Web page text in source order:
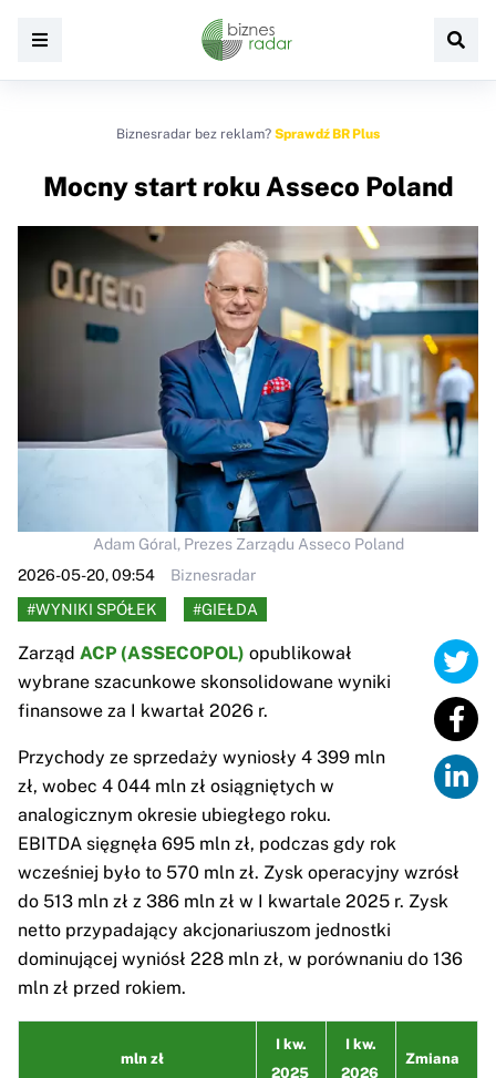
Biznesradar bez reklam? Sprawdź BR Plus
Mocny start roku Asseco Poland
Adam Góral, Prezes Zarządu Asseco Poland
2026-05-20, 09:54
Biznesradar
#WYNIKI SPÓŁEK
#GIEŁDA
Zarząd ACP (ASSECOPOL) opublikował
wybrane szacunkowe skonsolidowane wyniki
finansowe za I kwartał 2026 r.
Przychody ze sprzedaży wyniosły 4 399 mln
zł, wobec 4 044 mln zł osiągniętych w
analogicznym okresie ubiegłego roku.
EBITDA sięgnęła 695 mln zł, podczas gdy rok
wcześniej było to 570 mln zł. Zysk operacyjny wzrósł
do 513 mln zł z 386 mln zł w I kwartale 2025 r. Zysk
netto przypadający akcjonariuszom jednostki
dominującej wyniósł 228 mln zł, w porównaniu do 136
mln zł przed rokiem.
mln zł
I kw.
2025
I kw.
2026
Zmiana